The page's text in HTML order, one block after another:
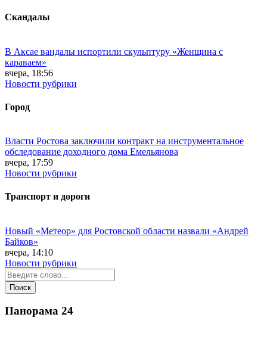
Скандалы
В Аксае вандалы испортили скульптуру «Женщина с
караваем»
вчера, 18:56
Новости рубрики
Город
Власти Ростова заключили контракт на инструментальное
обследование доходного дома Емельянова
вчера, 17:59
Новости рубрики
Транспорт и дороги
Новый «Метеор» для Ростовской области назвали «Андрей
Байков»
вчера, 14:10
Новости рубрики
Панорама 24